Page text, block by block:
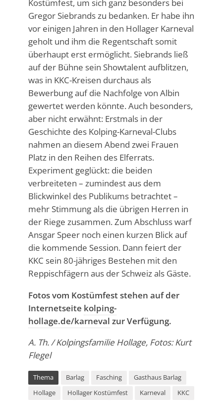
Kostümfest, um sich ganz besonders bei
Gregor Siebrands zu bedanken. Er habe ihn
vor einigen Jahren in den Hollager Karneval
geholt und ihm die Regentschaft somit
überhaupt erst ermöglicht. Siebrands ließ
auf der Bühne sein Showtalent aufblitzen,
was in KKC-Kreisen durchaus als
Bewerbung auf die Nachfolge von Albin
gewertet werden könnte. Auch besonders,
aber nicht erwähnt: Erstmals in der
Geschichte des Kolping-Karneval-Clubs
nahmen an diesem Abend zwei Frauen
Platz in den Reihen des Elferrats.
Experiment geglückt: die beiden
verbreiteten – zumindest aus dem
Blickwinkel des Publikums betrachtet –
mehr Stimmung als die übrigen Herren in
der Riege zusammen. Zum Abschluss warf
Ansgar Speer noch einen kurzen Blick auf
die kommende Session. Dann feiert der
KKC sein 80-jähriges Bestehen mit den
Reppischfägern aus der Schweiz als Gäste.
Fotos vom Kostümfest stehen auf der
Internetseite kolping-
hollage.de/karneval zur Verfügung.
A. Th. / Kolpingsfamilie Hollage, Fotos: Kurt
Flegel
Thema Barlag Fasching
Gasthaus Barlag
Hollage
Hollager Kostümfest Karneval
KKC